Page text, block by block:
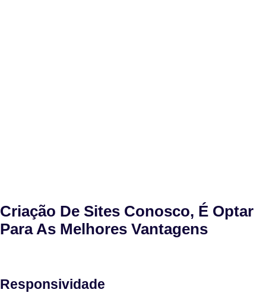
Criação De Sites Conosco, É Optar
Para As Melhores Vantagens
Responsividade